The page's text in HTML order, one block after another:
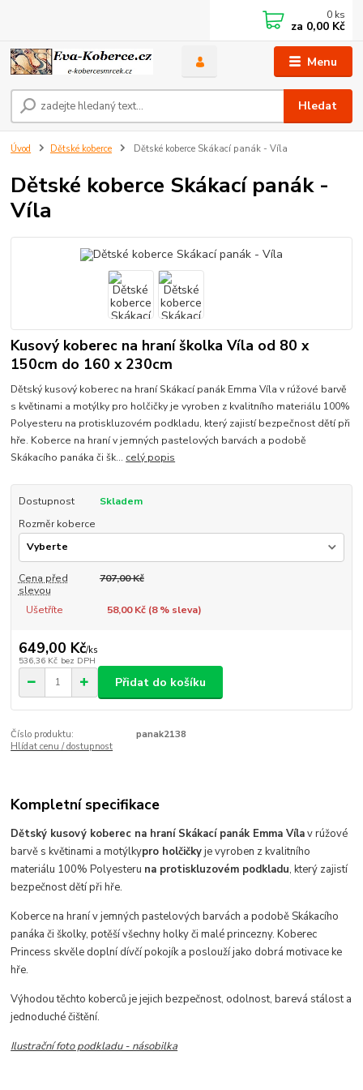
Menu
Hledat
0 ks
za 0,00 Kč
Úvod Dětské koberce Dětské koberce Skákací panák - Víla
Dětské koberce Skákací panák -
Víla
Kusový koberec na hraní školka Víla od 80 x
150cm do 160 x 230cm
Dětský kusový koberec na hraní Skákací panák Emma Víla v rúžové barvě
s květinami a motýlky pro holčičky je vyroben z kvalitního materiálu 100%
Polyesteru na protiskluzovém podkladu, který zajistí bezpečnost dětí při
hře. Koberce na hraní v jemných pastelových barvách a podobě
Skákacího panáka či šk... celý popis
Dostupnost
Skladem
Rozměr koberce
Cena před
slevou
707,00 Kč
Ušetříte 58,00 Kč (8% sleva)
649,00 Kč/ks
536,36 Kč bez DPH
Přidat do košíku
Číslo produktu:
panak2138
Hlídat cenu / dostupnost
Kompletní specifikace
Dětský kusový koberec na hraní Skákací panák Emma Vílav rúžové
barvě s květinami a motýlkypro holčičkyje vyroben z kvalitního
materiálu 100% Polyesteru na protiskluzovém podkladu, který zajistí
bezpečnost dětí při hře.
Koberce na hraní v jemných pastelových barvách a podobě Skákacího
panáka či školky, potěší všechny holky či malé princezny. Koberec
Princess skvěle doplní dívčí pokojík a poslouží jako dobrá motivace ke
hře.
Výhodou těchto koberců je jejich bezpečnost, odolnost, barevá stálost a
jednoduchéčištění.
Ilustrační foto podkladu - násobilka